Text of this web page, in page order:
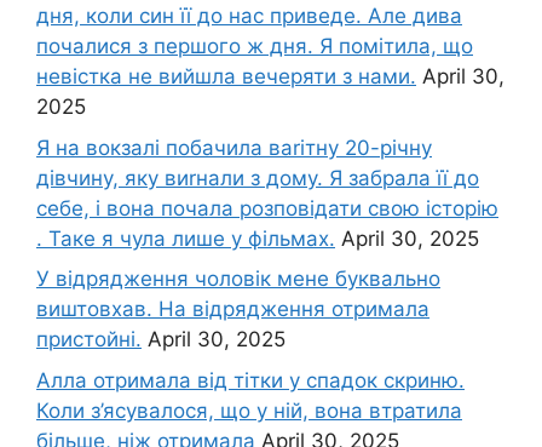
дня, коли син її до нас приведе. Але дива
почалися з першого ж дня. Я помітила, що
невістка не вийшла вечеряти з нами. April 30,
2025
Я на вокзалі побачила ваrітну 20-річну
дівчину, яку виrнали з дому. Я забрала її до
себе, і вона почала розповідати свою історію
. Таке я чула лише у фільмах. April 30, 2025
У відрядження чоловік мене буквально
виштовхав. На відрядження отримала
пристойні. April 30, 2025
Алла отримала від тітки у спадок скриню.
Коли з’ясувалося, що у ній, вона втратила
більше, ніж отримала April 30, 2025